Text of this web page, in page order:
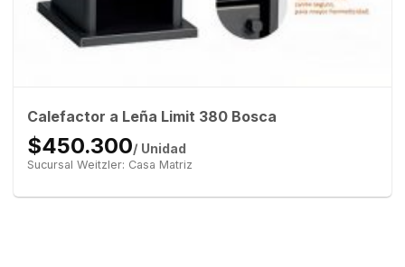
Calefactor a Leña Limit 380 Bosca
$450.300/ Unidad
Sucursal Weitzler: Casa Matriz